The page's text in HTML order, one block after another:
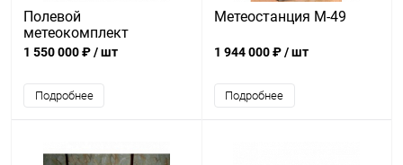
Полевой
метеокомплект
(Вариант 2)
1 550 000 ₽/ шт
Подробнее
Метеостанция М-49
1 944 000 ₽/ шт
Подробнее